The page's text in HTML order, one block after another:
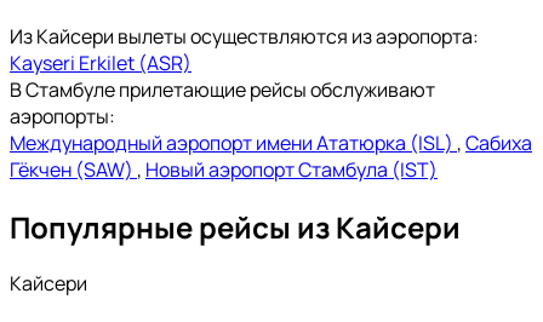
Из Кайсери вылеты осуществляются из аэропорта:
Kayseri Erkilet (ASR)
В Стамбуле прилетающие рейсы обслуживают
аэропорты:
Международный аэропорт имени Ататюрка (ISL) ,Сабиха
Гёкчен (SAW) , Новый аэропорт Стамбула (IST)
Популярные рейсы из Кайсери
Кайсери